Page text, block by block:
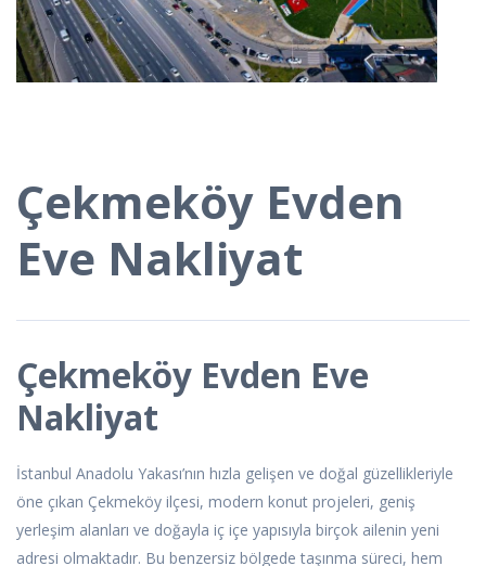
Çekmeköy Evden
Eve Nakliyat
Çekmeköy Evden Eve
Nakliyat
İstanbul Anadolu Yakası’nın hızla gelişen ve doğal güzellikleriyle
öne çıkan Çekmeköy ilçesi, modern konut projeleri, geniş
yerleşim alanları ve doğayla iç içe yapısıyla birçok ailenin yeni
adresi olmaktadır. Bu benzersiz bölgede taşınma süreci, hem